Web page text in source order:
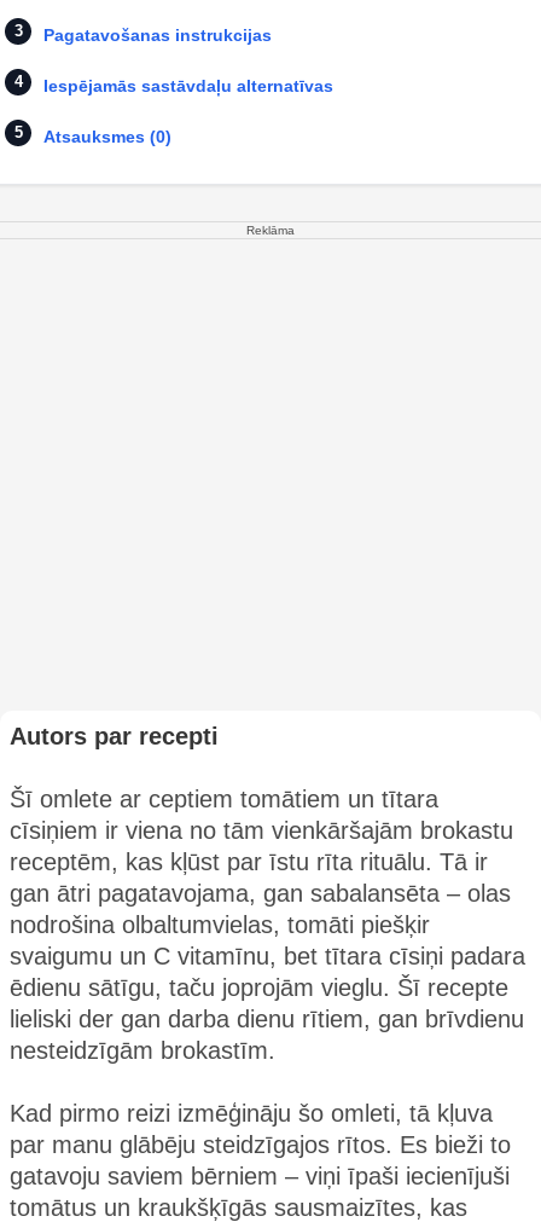
Pagatavošanas instrukcijas
Iespējamās sastāvdaļu alternatīvas
Atsauksmes (0)
Reklāma
Autors par recepti
Šī omlete ar ceptiem tomātiem un tītara
cīsiņiem ir viena no tām vienkāršajām brokastu
receptēm, kas kļūst par īstu rīta rituālu. Tā ir
gan ātri pagatavojama, gan sabalansēta – olas
nodrošina olbaltumvielas, tomāti piešķir
svaigumu un C vitamīnu, bet tītara cīsiņi padara
ēdienu sātīgu, taču joprojām vieglu. Šī recepte
lieliski der gan darba dienu rītiem, gan brīvdienu
nesteidzīgām brokastīm.
Kad pirmo reizi izmēģināju šo omleti, tā kļuva
par manu glābēju steidzīgajos rītos. Es bieži to
gatavoju saviem bērniem – viņi īpaši iecienījuši
tomātus un kraukšķīgās sausmaizītes, kas